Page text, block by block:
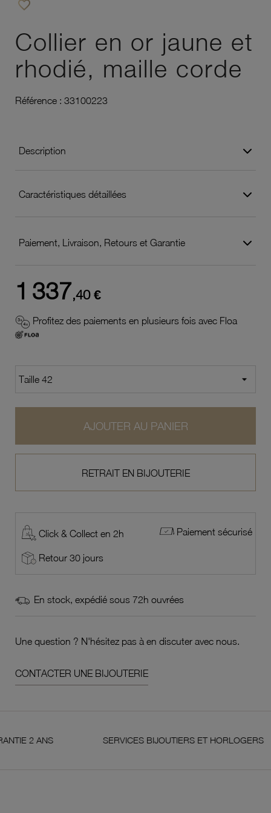
favorite_border
Collier en or jaune et
rhodié, maille corde
Référence : 33100223
Description
Caractéristiques détaillées
Paiement, Livraison, Retours et Garantie
1 337,40 €
Profitez des paiements en plusieurs fois avec Floa
AJOUTER AU PANIER
RETRAIT EN BIJOUTERIE
Click & Collect en 2h Paiement sécurisé
Retour 30 jours
En stock, expédié sous 72h ouvrées
Une question ? N'hésitez pas à en discuter avec nous.
CONTACTER UNE BIJOUTERIE
ANS SERVICES BIJOUTIERS ET HORLOGERS